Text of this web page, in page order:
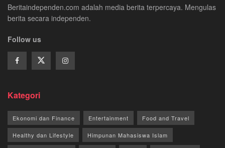
Beritaindependen.com adalah media berita terpercaya. Mengulas
berita secara independen.
Follow us
Kategori
Ekonomi dan Finance Entertainment Food and Travel
Healthy dan Lifestyle Himpunan Mahasiswa Islam